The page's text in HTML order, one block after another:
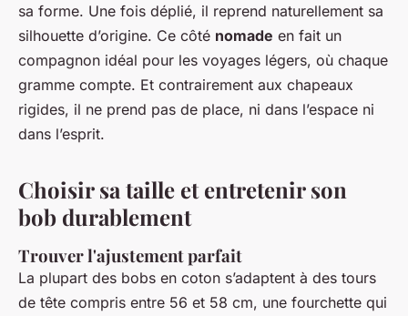
sa forme. Une fois déplié, il reprend naturellement sa
silhouette d’origine. Ce côté nomade en fait un
compagnon idéal pour les voyages légers, où chaque
gramme compte. Et contrairement aux chapeaux
rigides, il ne prend pas de place, ni dans l’espace ni
dans l’esprit.
Choisir sa taille et entretenir son
bob durablement
Trouver l'ajustement parfait
La plupart des bobs en coton s’adaptent à des tours
de tête compris entre 56 et 58 cm, une fourchette qui